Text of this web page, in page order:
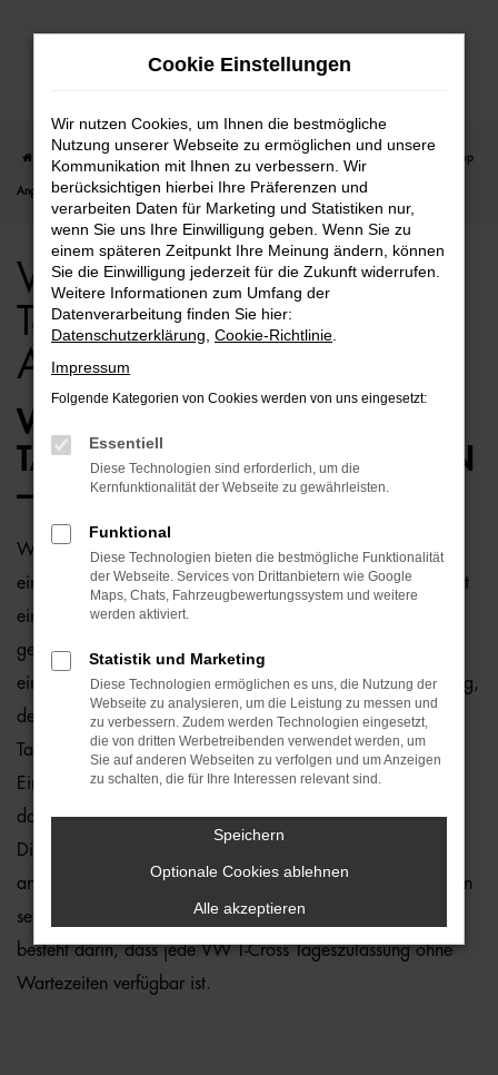
Zum
Startseite Berlin VW T-Cross VW T-Cross für Berlin Tageszulassung Top
Angebote
VW T-Cross für Berlin
Tageszulassung Top
Angebote
VW T-CROSS
TAGESZULASSUNG FÜR BERLIN
– AUTOKAUF MIT KÖPFCHEN
Was unterscheidet eine VW T-Cross Tageszulassung von
einem Neuwagen? Genau genommen nichts, sodass Sie mit
einem „Ja“ in einem noch keinen einzigen Kilometer
gefahrenen Auto in Berlin mobil sind. Preislich sparen Sie
eine ganze Menge gegenüber dem klassischen Neufahrzeug,
denn formell handelt es sich bei einer VW T-Cross
Tageszulassung um einen Gebrauchten. Der Grund liegt im
Eintrag eines Vorbesitzers in den Fahrzeugpapieren und
damit der Möglichkeit, höhere Preisnachlässe einzuräumen.
Diese Vorgehensweise ist sowohl in Berlin als auch
anderenorts etabliert und unterläuft die preislichen Vorgaben
seitens der Automobilhersteller. Ein positiver Nebeneffekt
besteht darin, dass jede VW T-Cross Tageszulassung ohne
Wartezeiten verfügbar ist.
Cookie Einstellungen
Wir nutzen Cookies, um Ihnen die bestmögliche
Nutzung unserer Webseite zu ermöglichen und unsere
Kommunikation mit Ihnen zu verbessern. Wir
berücksichtigen hierbei Ihre Präferenzen und
verarbeiten Daten für Marketing und Statistiken nur,
wenn Sie uns Ihre Einwilligung geben. Wenn Sie zu
einem späteren Zeitpunkt Ihre Meinung ändern, können
Sie die Einwilligung jederzeit für die Zukunft widerrufen.
Weitere Informationen zum Umfang der
Datenverarbeitung finden Sie hier:
Datenschutzerklärung Cookie-Richtlinie
Impressum
Folgende Kategorien von Cookies werden von uns eingesetzt:
Essentiell
Diese Technologien sind erforderlich, um die
Kernfunktionalität der Webseite zu gewährleisten.
Funktional
Diese Technologien bieten die bestmögliche Funktionalität
der Webseite. Services von Drittanbietern wie Google
Maps, Chats, Fahrzeugbewertungssystem und weitere
werden aktiviert.
Statistik und Marketing
Diese Technologien ermöglichen es uns, die Nutzung der
Webseite zu analysieren, um die Leistung zu messen und
zu verbessern. Zudem werden Technologien eingesetzt,
die von dritten Werbetreibenden verwendet werden, um
Sie auf anderen Webseiten zu verfolgen und um Anzeigen
zu schalten, die für Ihre Interessen relevant sind.
Speichern
Optionale Cookies ablehnen
Alle akzeptieren